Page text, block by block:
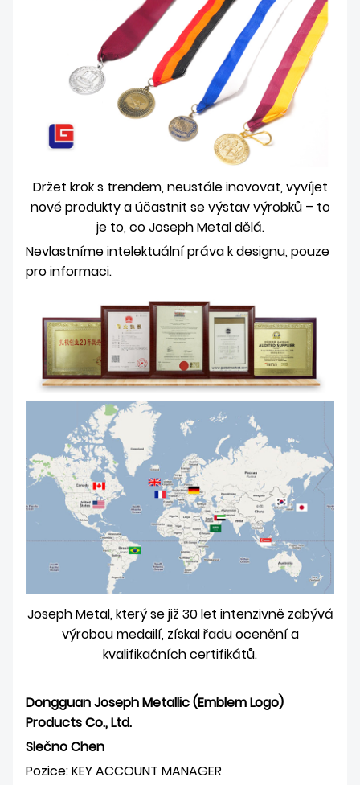
Držet krok s trendem, neustále inovovat, vyvíjet
nové produkty a účastnit se výstav výrobků – to
je to, co Joseph Metal dělá.
Nevlastníme intelektuální práva k designu, pouze
pro informaci.
Joseph Metal, který se již 30 let intenzivně zabývá
výrobou medailí, získal řadu ocenění a
kvalifikačních certifikátů.
Dongguan Joseph Metallic (Emblem Logo)
Products Co., Ltd.
Slečno Chen
Pozice: KEY ACCOUNT MANAGER